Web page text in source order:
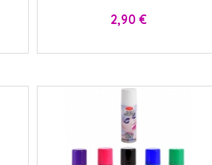
Prix
2,90 €